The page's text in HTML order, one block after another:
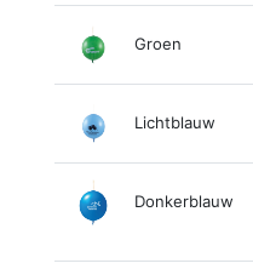
Groen
Lichtblauw
Donkerblauw